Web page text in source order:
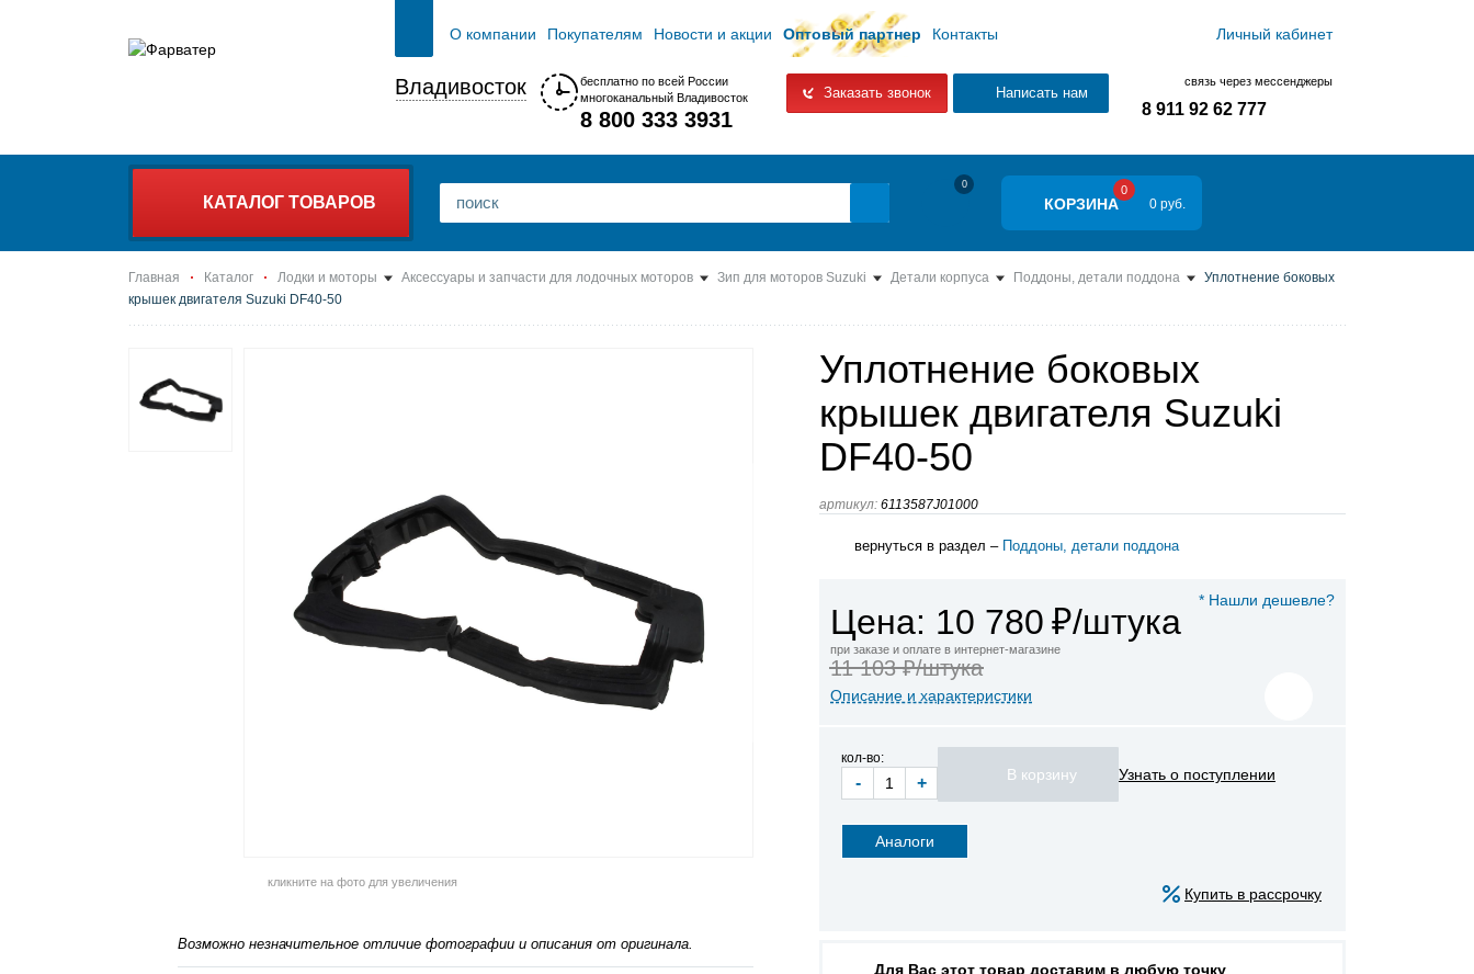
О компании Покупателям Новости и акции Оптовый партнер Контакты Личный кабинет
Владивосток
бесплатно по всей России
многоканальный Владивосток
8 800 333 3931
Заказать звонок Написать нам
связь через мессенджеры
8 911 92 62 777
КАТАЛОГ ТОВАРОВ
0
КОРЗИНА
0
0 руб.
Главная Каталог Лодки и моторы Аксессуары и запчасти для лодочных моторов Зип для моторов Suzuki Детали корпуса Поддоны, детали поддона
Уплотнение боковых
крышек двигателя Suzuki DF40-50
Уплотнение боковых
крышек двигателя Suzuki
DF40-50
артикул: 6113587J01000
вернуться в раздел – Поддоны, детали поддона
кликните на фото для увеличения
Возможно незначительное отличие фотографии и описания от оригинала.
* Нашли дешевле?
Цена: 10 780 ₽/штука
при заказе и оплате в интернет-магазине
11 103 ₽/штука
Описание и характеристики
кол-во:
- + Узнать о поступлении
Аналоги
Купить в рассрочку
Для Вас этот товар доставим в любую точку